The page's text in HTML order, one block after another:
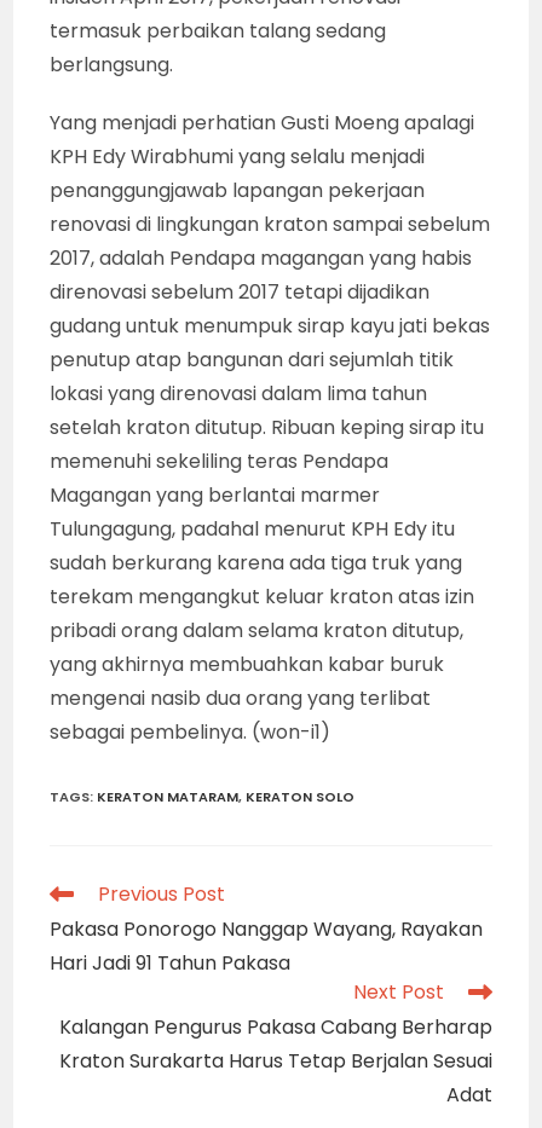
termasuk perbaikan talang sedang
berlangsung.
Yang menjadi perhatian Gusti Moeng apalagi
KPH Edy Wirabhumi yang selalu menjadi
penanggungjawab lapangan pekerjaan
renovasi di lingkungan kraton sampai sebelum
2017, adalah Pendapa magangan yang habis
direnovasi sebelum 2017 tetapi dijadikan
gudang untuk menumpuk sirap kayu jati bekas
penutup atap bangunan dari sejumlah titik
lokasi yang direnovasi dalam lima tahun
setelah kraton ditutup. Ribuan keping sirap itu
memenuhi sekeliling teras Pendapa
Magangan yang berlantai marmer
Tulungagung, padahal menurut KPH Edy itu
sudah berkurang karena ada tiga truk yang
terekam mengangkut keluar kraton atas izin
pribadi orang dalam selama kraton ditutup,
yang akhirnya membuahkan kabar buruk
mengenai nasib dua orang yang terlibat
sebagai pembelinya. (won-i1)
TAGS: KERATON MATARAM, KERATON SOLO
Read
more
articles
Previous Post
Pakasa Ponorogo Nanggap Wayang, Rayakan
Hari Jadi 91 Tahun Pakasa
Next Post
Kalangan Pengurus Pakasa Cabang Berharap
Kraton Surakarta Harus Tetap Berjalan Sesuai
Adat